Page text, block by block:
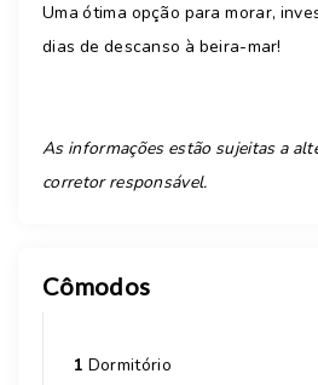
Uma ótima opção para morar,
dias de descanso à beira-mar!
As informações estão sujeitas a
corretor responsável.
Cômodos
1 Dormitório